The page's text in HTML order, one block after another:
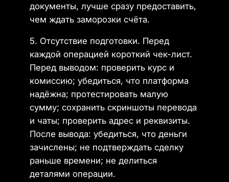
документы, лучше сразу предоставить,
чем ждать заморозки счёта.
5. Отсутствие подготовки. Перед
каждой операцией короткий чек-лист.
Перед выводом: проверить курс и
комиссию; убедиться, что платформа
надёжна; протестировать малую
сумму; сохранить скриншоты перевода
и чаты; проверить адрес и реквизиты.
После вывода: убедиться, что деньги
зачислены; не подтверждать сделку
раньше времени; не делиться
деталями операции.